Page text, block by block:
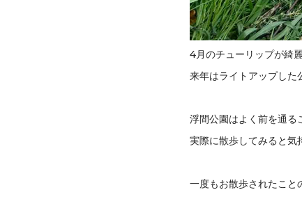
4月のチューリップが綺
来年はライトアップした
浮間公園はよく前を通る
実際に散歩してみると気
一度もお散歩されたこと